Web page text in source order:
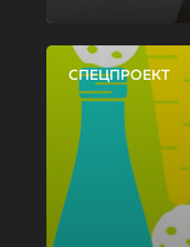
СПЕЦПРОЕКТ